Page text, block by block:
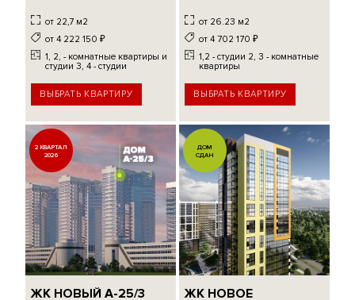
от 22,7 м2
от 4 222 150 ₽
1, 2, - комнатные квартиры и
студии 3, 4 - студии
ВЫБРАТЬ КВАРТИРУ
от 26.23 м2
от 4 702 170 ₽
1,2 - студии 2, 3 - комнатные
квартиры
ВЫБРАТЬ КВАРТИРУ
2 КВАРТАЛ
2026
ЖК НОВЫЙ А-25/3
ДОМ
СДАН
ЖК НОВОЕ